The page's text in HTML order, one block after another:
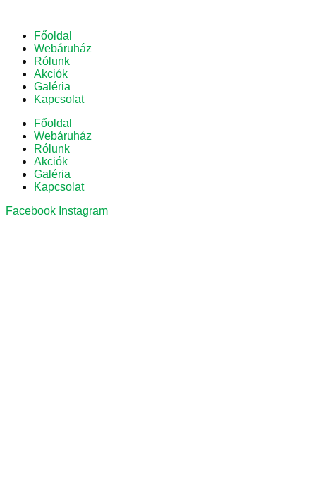
Főoldal
Webáruház
Rólunk
Akciók
Galéria
Kapcsolat
Főoldal
Webáruház
Rólunk
Akciók
Galéria
Kapcsolat
Facebook Instagram